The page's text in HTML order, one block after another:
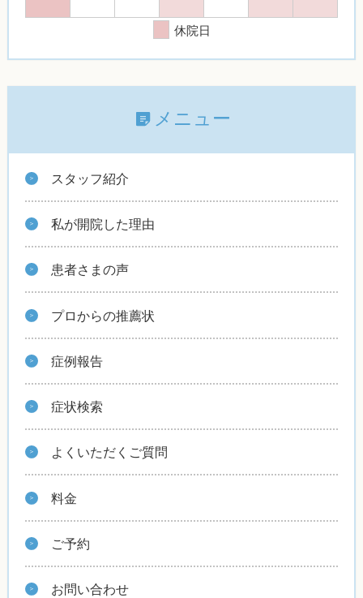
休院日
メニュー
スタッフ紹介
私が開院した理由
患者さまの声
プロからの推薦状
症例報告
症状検索
よくいただくご質問
料金
ご予約
お問い合わせ